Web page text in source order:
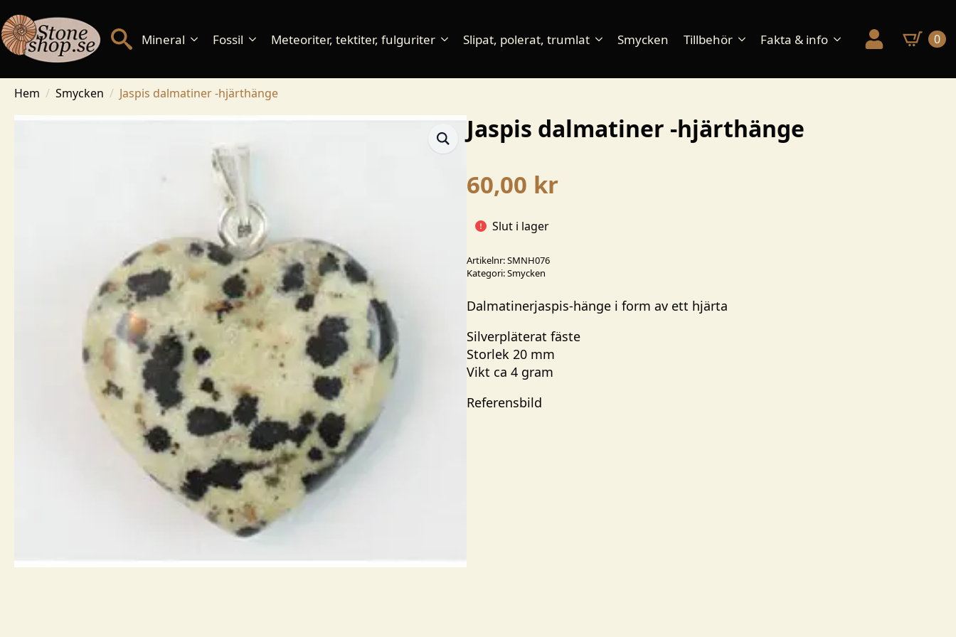
Mineral Fossil Meteoriter, tektiter, fulguriter Slipat, polerat, trumlat Smycken Tillbehör Fakta & info 0
Hem Smycken Jaspis dalmatiner -hjärthänge
Jaspis dalmatiner -hjärthänge
60,00 kr
Slut i lager
Artikelnr:SMNH076
Kategori:Smycken
Dalmatinerjaspis-hänge i form av ett hjärta
Silverpläterat fäste
Storlek 20 mm
Vikt ca 4 gram
Referensbild